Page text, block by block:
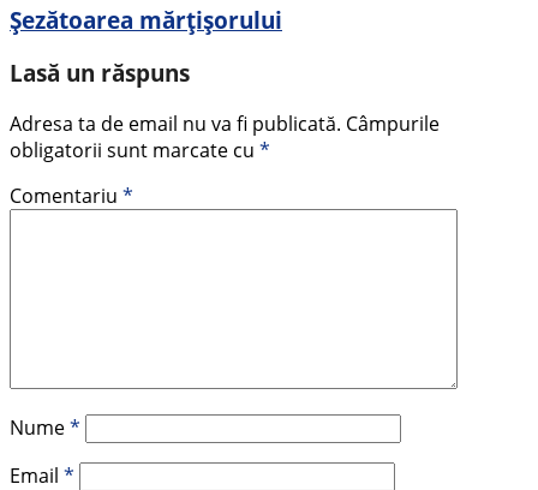
Șezătoarea mărțișorului
Lasă un răspuns
Adresa ta de email nu va fi publicată. Câmpurile
obligatorii sunt marcate cu *
Comentariu *
Nume*
Email *